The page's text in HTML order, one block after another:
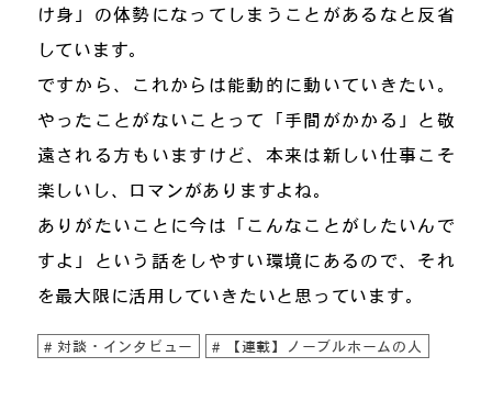
け身」の体勢になってしまうことがあるなと反省
しています。
ですから、これからは能動的に動いていきたい。
やったことがないことって「手間がかかる」と敬
遠される方もいますけど、本来は新しい仕事こそ
楽しいし、ロマンがありますよね。
ありがたいことに今は「こんなことがしたいんで
すよ」という話をしやすい環境にあるので、それ
を最大限に活用していきたいと思っています。
対談・インタビュー 【連載】ノーブルホームの人